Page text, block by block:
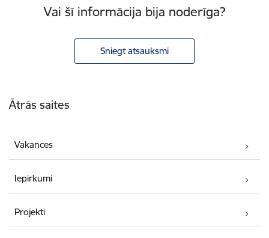
Vai šī informācija bija noderīga?
Sniegt atsauksmi
Ātrās saites
Vakances
Iepirkumi
Projekti